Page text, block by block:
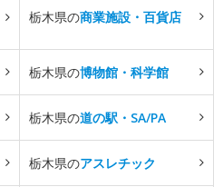
栃木県の商業施設・百貨店
栃木県の博物館・科学館
栃木県の道の駅・SA/PA
栃木県のアスレチック